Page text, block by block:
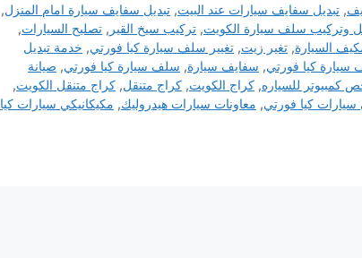
, تبديل سفايف سيارات عند البيت, تبديل سفايف سيارة امام المنزل,
وتركيب سلف سيارة الكويت, تركيب سيخ القير , تصليح السيارات,
السيارة, تغير زيت, تغيير سلف سيارة كيا فورتي, خدمة تبديل
سيارة كيا فورتي, سفايف سيارة, سلف سيارة كيا فورتي, صيانة
كمبيوتر للسياره, كراج الكويت, كراج متنقل, كراج متنقل الكويت,
سيارات كيا فورتي, معاونات سيارات هيدروليك, مكيكانيكي سيارات كيا